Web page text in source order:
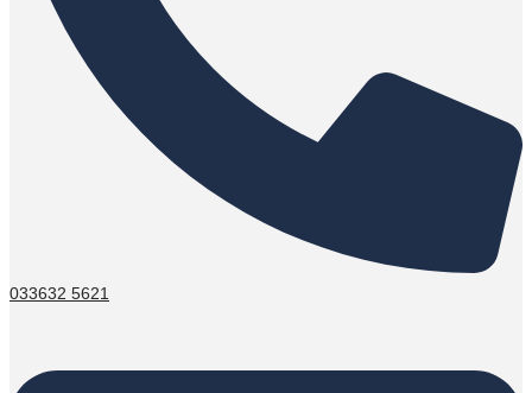
033632 5621